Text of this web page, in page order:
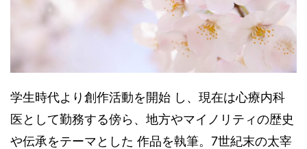
学生時代より創作活動を開始 し、現在は心療内科
医として勤務する傍ら、地方やマイノリティの歴史
や伝承をテーマとした 作品を執筆。7世紀末の太宰